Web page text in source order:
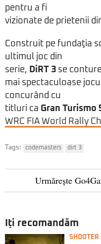
pentru a fi
vizionate de prietenii
Construit pe fundaţia
ultimul joc din
serie, DiRT 3 se
mai spectaculoase
concurând cu
titluri ca Gran Turismo
WRC FIA World Rally
Tags: codemasters dirt 3
Urmărește
Iți recomandăm
SHOOTER